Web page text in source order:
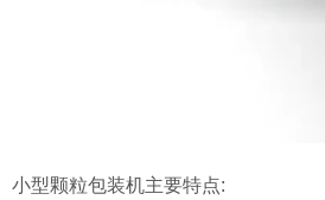
小型颗粒包装机主要特点: